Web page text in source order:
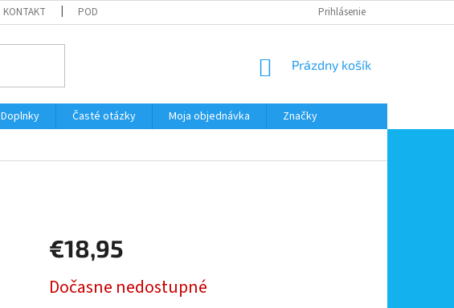
KONTAKT PODMIENKY OOÚ ODSTÚPENIE OD ZMLUVY
Prihlásenie
NÁKUPNÝ
Prázdny košík
Doplnky Časté otázky Moja objednávka
Značky
€18,95
cena:
Dočasne nedostupné